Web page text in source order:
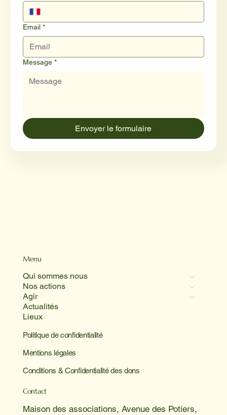
Menu
Qui sommes nous
Nos actions
Agir
Actualités
Lieux
Politique de confidentialité
Mentions légales
Conditions & Confidentialité des dons
Contact
Maison des associations, Avenue des Potiers,
Email *
Message *
Envoyer le formulaire